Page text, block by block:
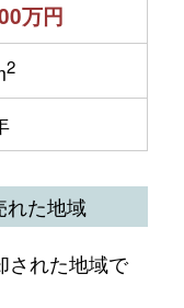
万円
2
れた地域
された地域で